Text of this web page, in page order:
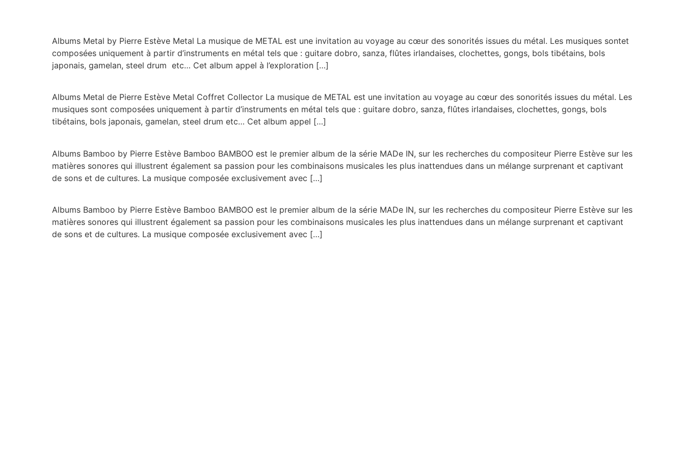
Albums Metal by Pierre Estève Metal La musique de METAL est une invitation au voyage au cœur des sonorités issues du métal. Les musiques sontet
composées uniquement à partir d’instruments en métal tels que : guitare dobro, sanza, flûtes irlandaises, clochettes, gongs, bols tibétains, bols
japonais, gamelan, steel drum etc… Cet album appel à l’exploration […]
Albums Metal de Pierre Estève Metal Coffret Collector La musique de METAL est une invitation au voyage au cœur des sonorités issues du métal. Les
musiques sont composées uniquement à partir d’instruments en métal tels que : guitare dobro, sanza, flûtes irlandaises, clochettes, gongs, bols
tibétains, bols japonais, gamelan, steel drum etc… Cet album appel […]
Albums Bamboo by Pierre Estève Bamboo BAMBOO est le premier album de la série MADe IN, sur les recherches du compositeur Pierre Estève sur les
matières sonores qui illustrent également sa passion pour les combinaisons musicales les plus inattendues dans un mélange surprenant et captivant
de sons et de cultures. La musique composée exclusivement avec […]
Albums Bamboo by Pierre Estève Bamboo BAMBOO est le premier album de la série MADe IN, sur les recherches du compositeur Pierre Estève sur les
matières sonores qui illustrent également sa passion pour les combinaisons musicales les plus inattendues dans un mélange surprenant et captivant
de sons et de cultures. La musique composée exclusivement avec […]